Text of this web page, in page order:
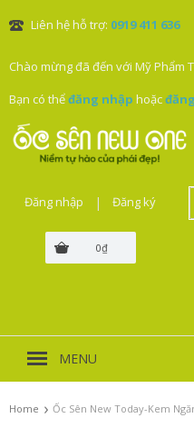
Liên hệ hỗ trợ: 0919 411 636
Chào mừng đã đến với Mỹ Phẩm
Bạn có thểđăng nhập hoặc
0₫
Đăng nhập | Đăng ký
MENU
Home › Ốc Sên New Today-Kem